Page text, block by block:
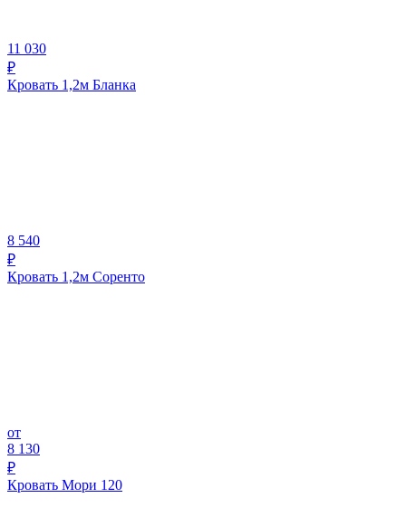
11 030
₽
Кровать 1,2м Бланка
8 540
₽
Кровать 1,2м Соренто
от
8 130
₽
Кровать Мори 120